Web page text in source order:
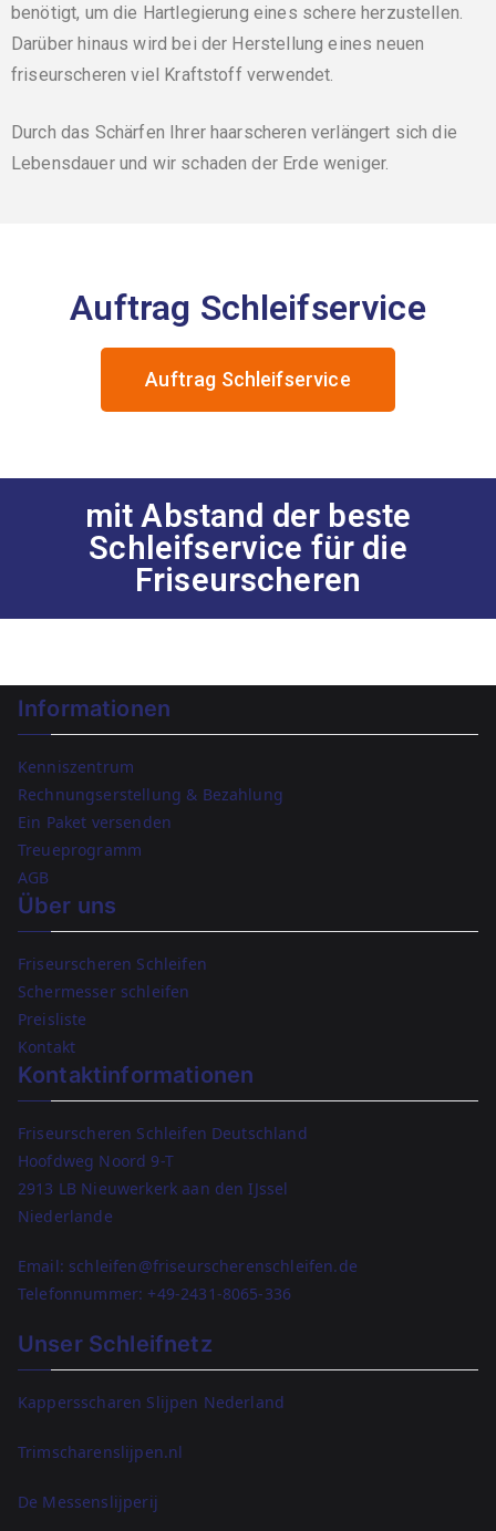
benötigt, um die Hartlegierung eines schere herzustellen.
Darüber hinaus wird bei der Herstellung eines neuen
friseurscheren viel Kraftstoff verwendet.
Durch das Schärfen Ihrer haarscheren verlängert sich die
Lebensdauer und wir schaden der Erde weniger.
Auftrag Schleifservice
Auftrag Schleifservice
mit Abstand der beste
Schleifservice für die
Friseurscheren
Informationen
Kenniszentrum
Rechnungserstellung & Bezahlung
Ein Paket versenden
Treueprogramm
AGB
Über uns
Friseurscheren Schleifen
Schermesser schleifen
Preisliste
Kontakt
Kontaktinformationen
Friseurscheren Schleifen Deutschland
Hoofdweg Noord 9-T
2913 LB Nieuwerkerk aan den IJssel
Niederlande
Email: schleifen@friseurscherenschleifen.de
Telefonnummer: +49-2431-8065-336
Unser Schleifnetz
Kappersscharen Slijpen Nederland
Trimscharenslijpen.nl
De Messenslijperij